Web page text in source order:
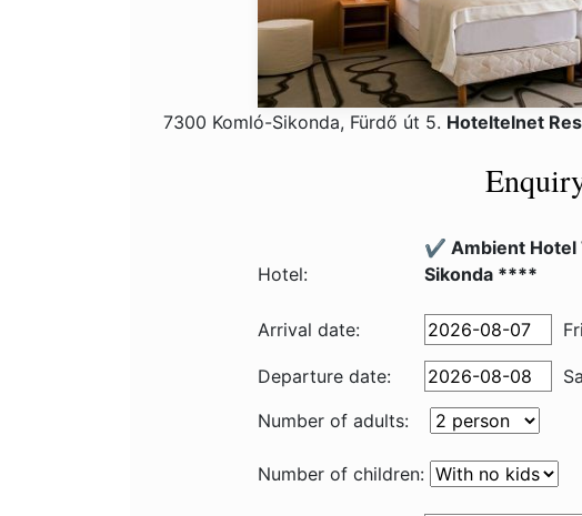
7300 Komló-Sikonda, Fürdő út 5. Hoteltelnet
Hotel:
✔️ Ambient Hotel
Sikonda ****
Arrival date:
Departure date:
Number of adults:
Number of children: